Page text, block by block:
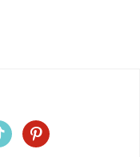
pinterest